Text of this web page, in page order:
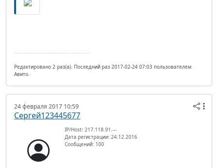
Редактировано 2 раз(а). Последний раз 2017-02-24 07:03 пользователем
Авито.
24 февраля 2017 10:59
Сергей123445677
IP/Host: 217.118.91.---
Дата регистрации: 24.12.2016
Сообщений: 100